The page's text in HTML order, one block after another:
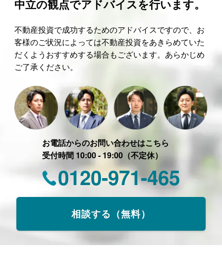
中立の観点でアドバイスを行います。
不動産投資で成功するためのアドバイスですので、お
客様のご状況によっては不動産投資をあきらめていた
だくようおすすめする場合もございます。あらかじめ
ご了承ください。
お電話からのお問い合わせはこちら
受付時間 10:00 - 19:00（不定休）
0120-971-465
相談する（無料）